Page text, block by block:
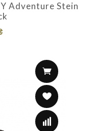
Adventure Stein